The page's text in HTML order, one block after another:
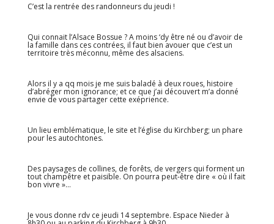
C’est la rentrée des randonneurs du jeudi !
Qui connait l’Alsace Bossue ? A moins ‘dy être né ou d’avoir de
la famille dans ces contrées, il faut bien avouer que c’est un
territoire très méconnu, même des alsaciens.
Alors il y a qq mois je me suis baladé à deux roues, histoire
d’abréger mon ignorance; et ce que j’ai découvert m’a donné
envie de vous partager cette exéprience.
Un lieu emblématique, le site et l’église du Kirchberg; un phare
pour les autochtones.
Des paysages de collines, de forêts, de vergers qui forment un
tout champêtre et paisible. On pourra peut-être dire « où il fait
bon vivre »…
Je vous donne rdv ce jeudi 14 septembre. Espace Nieder à